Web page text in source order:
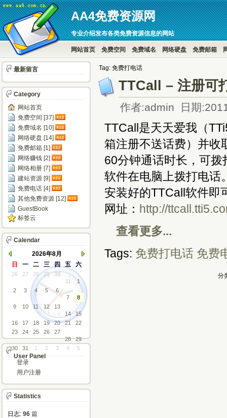
AA4免费资源网
专业介绍发布各类免费资源信息的网站
网站首页 免费空间 免费域名 网络硬盘 免费邮箱
Tag: 免费打电话
TTCall – 注册可
作者:admin 日期
TTCall是天天爱我（
箱注册不送话费）并收
60分钟通话时长，可
软件在电脑上拨打电话
安装好的TTCall软件即
网址： http://
查看更多...
Tags: 免费打电话 免费
分
最新留言
Category
网站首页
免费空间 [37]
免费域名 [10]
网络硬盘 [14]
免费邮箱 [1]
网络赚钱 [2]
网络相册 [7]
建站资源 [9]
免费电话 [4]
其他免费资源 [12]
GuestBook
标签云
Calendar
2026年8月
日
一 二 三 四 五 六
26 27 28 29
30
31
1
2
3 4 5
6
7
8
9
10 11 12
13
14
15
16
17 18 19 20 21
22
23
24 25 26
27
28
29
30
31 1 2 3 4 5
User Panel
登录
用户注册
Statistics
日志: 96 篇